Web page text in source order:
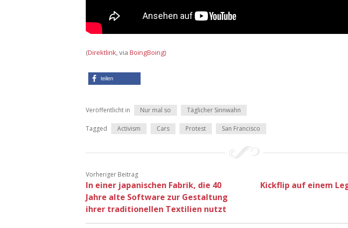
(Direktlink , via BoingBoing)
teilen
Veröffentlicht in Nur mal so Täglicher Sinnwahn
Tagged Activism Cars Protest San Francisco
Vorheriger Beitrag
In einer japanischen Fabrik, die 40
Jahre alte Software zur Gestaltung
ihrer traditionellen Textilien nutzt
Kickflip auf einem